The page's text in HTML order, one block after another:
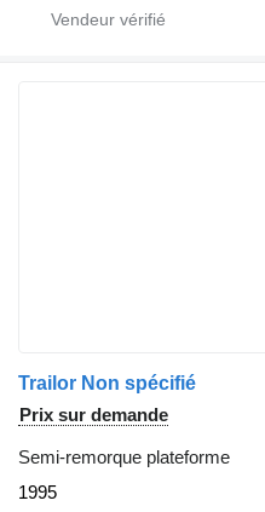
Trailor Non spécifié
Prix sur demande
Semi-remorque plateforme
1995